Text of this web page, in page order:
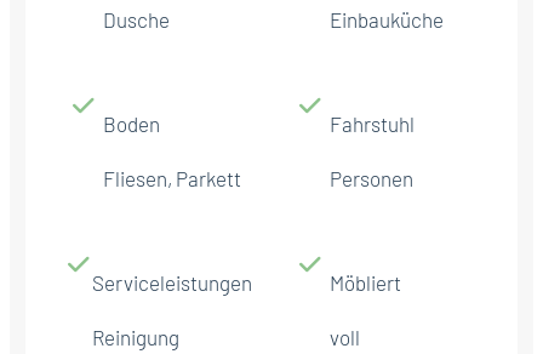
Dusche Einbauküche
Boden
Fliesen, Parkett
Fahrstuhl
Personen
Serviceleistungen
Reinigung
Möbliert
voll